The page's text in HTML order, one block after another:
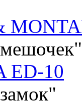
ED-10